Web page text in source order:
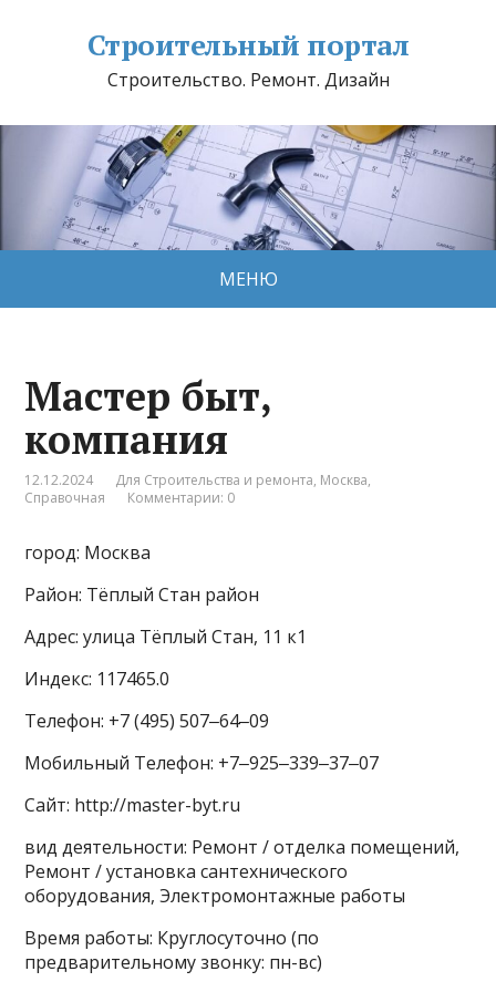
Строительный портал
Строительство. Ремонт. Дизайн
МЕНЮ
Мастер быт,
компания
12.12.2024 Для Строительства и ремонта, Москва,
Справочная
Комментарии: 0
город: Москва
Район: Тёплый Стан район
Адрес: улица Тёплый Стан, 11 к1
Индекс: 117465.0
Телефон: +7 (495) 507‒64‒09
Мобильный Телефон: +7‒925‒339‒37‒07
Сайт: http://master-byt.ru
вид деятельности: Ремонт / отделка помещений,
Ремонт / установка сантехнического
оборудования, Электромонтажные работы
Время работы: Круглосуточно (по
предварительному звонку: пн-вс)